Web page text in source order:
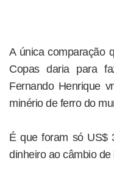
A única comparação
Copas daria para
Fernando Henrique
minério de ferro do
É que foram só US$
dinheiro ao câmbio de